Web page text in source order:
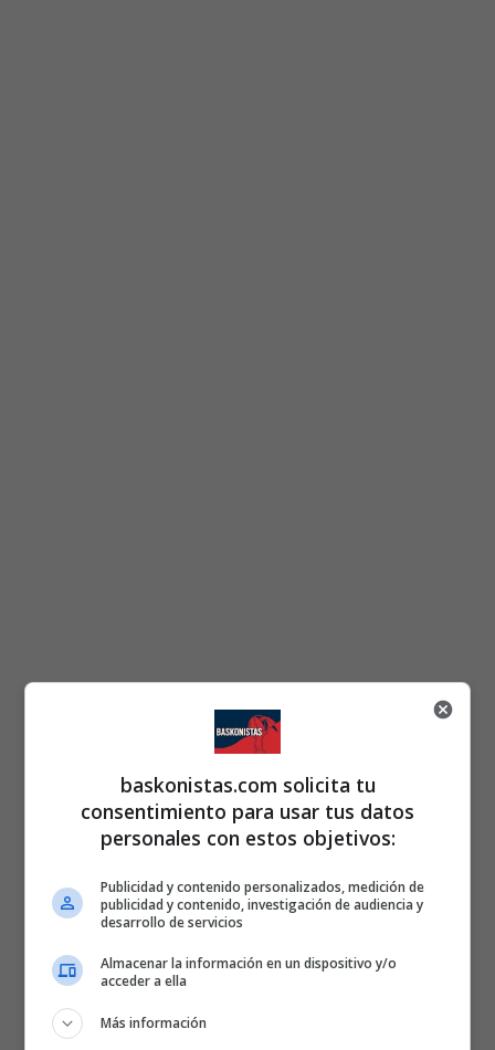
baskonistas.com solicita tu
consentimiento para usar tus datos
personales con estos objetivos:
Publicidad y contenido personalizados, medición de
publicidad y contenido, investigación de audiencia y
desarrollo de servicios
Almacenar la información en un dispositivo y/o
acceder a ella
Más información